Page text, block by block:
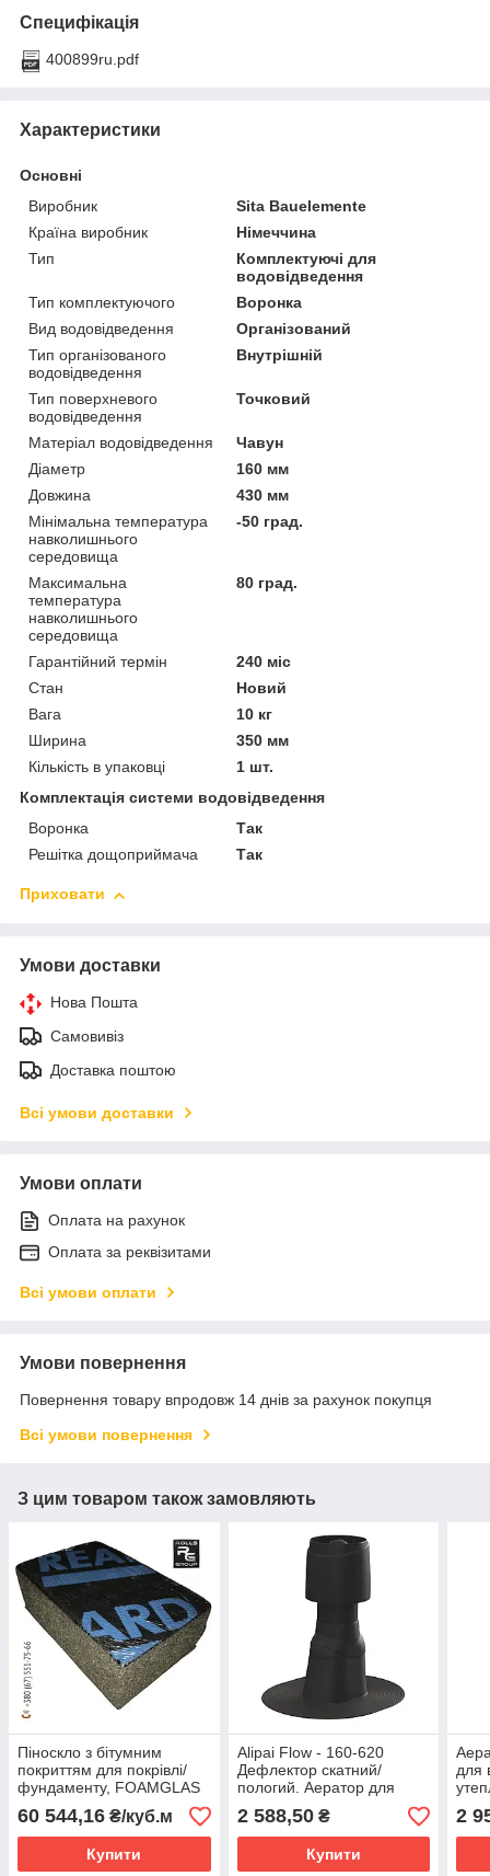
Специфікація
400899ru.pdf
Характеристики
Основні
Виробник
Sita Bauelemente
Країна виробник
Німеччина
Тип
Комплектуючі для
водовідведення
Тип комплектуючого
Воронка
Вид водовідведення
Організований
Тип організованого
водовідведення
Внутрішній
Тип поверхневого
водовідведення
Точковий
Матеріал водовідведення
Чавун
Діаметр
160 мм
Довжина
430 мм
Мінімальна температура
навколишнього
середовища
-50 град.
Максимальна
температура
навколишнього
середовища
80 град.
Гарантійний термін
240 міс
Стан
Новий
Вага
10 кг
Ширина
350 мм
Кількість в упаковці
1 шт.
Комплектація системи водовідведення
Воронка
Так
Решітка дощоприймача
Так
Приховати
Умови доставки
Нова Пошта
Самовивіз
Доставка поштою
Всі умови доставки
Умови оплати
Оплата на рахунок
Оплата за реквізитами
Всі умови оплати
Умови повернення
Повернення товару впродовж 14 днів за рахунок покупця
Всі умови повернення
З цим товаром також замовляють
Піноскло з бітумним
покриттям для покрівлі/
фундаменту, FOAMGLAS
1200х600
60 544,16 ₴/куб.м
Купити
Alipai Flow - 160-620
Дефлектор скатний/
пологий. Аератор для
скатної або плоскої
покрівлі
2 588,50₴
Купити
для
2